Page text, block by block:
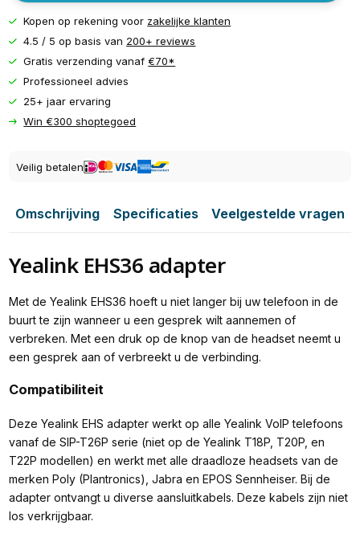
Kopen op rekening voor zakelijke klanten
4.5 / 5 op basis van 200+ reviews
Gratis verzending vanaf€70*
Professioneel advies
25+ jaar ervaring
Win €300 shoptegoed
Veilig betalen
Omschrijving Specificaties Veelgestelde vragen
Yealink EHS36 adapter
Met de Yealink EHS36 hoeft u niet langer bij uw telefoon in de
buurt te zijn wanneer u een gesprek wilt aannemen of
verbreken. Met een druk op de knop van de headset neemt u
een gesprek aan of verbreekt u de verbinding.
Compatibiliteit
Deze Yealink EHS adapter werkt op alle Yealink VoIP telefoons
vanaf de SIP-T26P serie (niet op de Yealink T18P, T20P, en
T22P modellen) en werkt met alle draadloze headsets van de
merken Poly (Plantronics), Jabra en EPOS Sennheiser. Bij de
adapter ontvangt u diverse aansluitkabels. Deze kabels zijn niet
los verkrijgbaar.